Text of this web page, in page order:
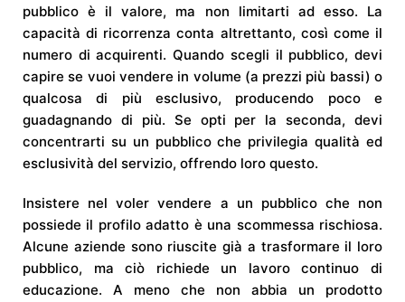
pubblico è il valore, ma non limitarti ad esso. La
capacità di ricorrenza conta altrettanto, così come il
numero di acquirenti. Quando scegli il pubblico, devi
capire se vuoi vendere in volume (a prezzi più bassi) o
qualcosa di più esclusivo, producendo poco e
guadagnando di più. Se opti per la seconda, devi
concentrarti su un pubblico che privilegia qualità ed
esclusività del servizio, offrendo loro questo.
Insistere nel voler vendere a un pubblico che non
possiede il profilo adatto è una scommessa rischiosa.
Alcune aziende sono riuscite già a trasformare il loro
pubblico, ma ciò richiede un lavoro continuo di
educazione. A meno che non abbia un prodotto